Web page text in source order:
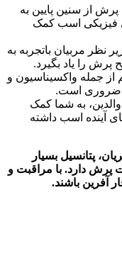
از سنین پایین به
فیزیکی اسب کمک
نظر مربیان باتجربه به
را یاد بگیرد.
جمله واکسیناسیون و
ضروری است.
به شما کمک
آینده اسب داشته
پتانسیل بسیار
پرش دارد. با مراقبت و
آفرین باشند.